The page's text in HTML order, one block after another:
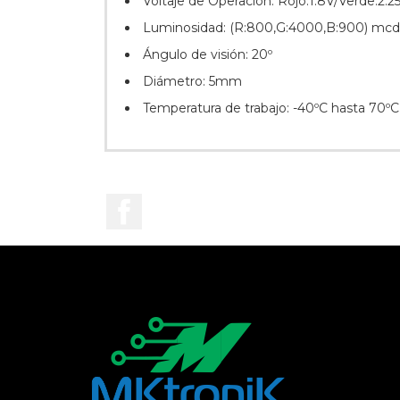
Luminosidad: (R:800,G:4000,B:900) mcd
Ángulo de visión: 20º
Diámetro: 5mm
Temperatura de trabajo: -40ºC hasta 70ºC